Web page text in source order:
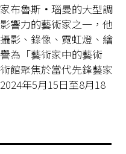
布魯斯 ． 瑙曼的大型調
響力的藝術家之一，他
影、錄像、霓虹燈、繪
為「藝術家中的藝術
館聚焦於當代先鋒藝家
2024年5月 15日至8月 18